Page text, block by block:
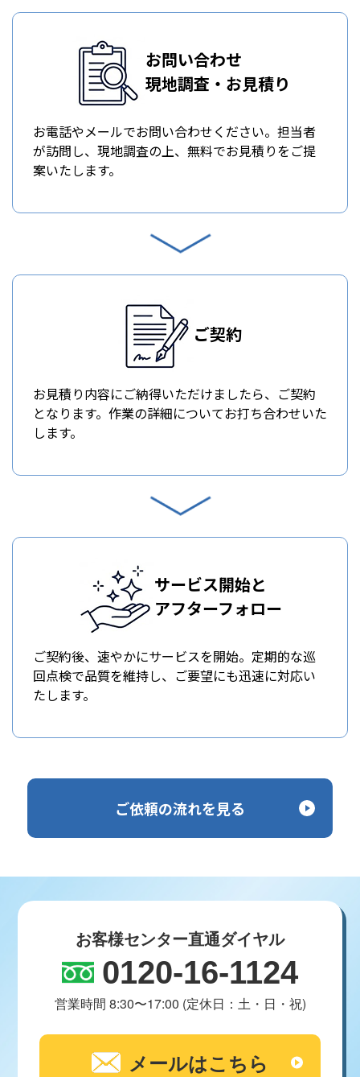
お問い合わせ
現地調査・お見積り
お電話やメールでお問い合わせください。担当者
が訪問し、現地調査の上、無料でお見積りをご提
案いたします。
ご契約
お見積り内容にご納得いただけましたら、ご契約
となります。作業の詳細についてお打ち合わせいた
します。
サービス開始と
アフターフォロー
ご契約後、速やかにサービスを開始。定期的な巡
回点検で品質を維持し、ご要望にも迅速に対応い
たします。
ご依頼の流れを見る
お客様センター直通ダイヤル
0120-16-1124
営業時間 8:30〜17:00 (定休日：土・日・祝)
メールはこちら